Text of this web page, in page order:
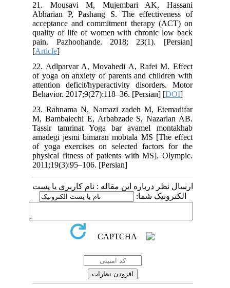
21. Mousavi M, Mujembari AK, Hassani
Abharian P, Pashang S. The effectiveness of
acceptance and commitment therapy (ACT) on
quality of life of women with chronic low back
pain. Pazhoohande. 2018; 23(1). [Persian]
[Article
22. Adlparvar A, Movahedi A, Rafei M. Effect
of yoga on anxiety of parents and children with
attention deficit/hyperactivity disorders. Motor
Behavior. 2017;9(27):118–36. [Persian] [DOI
23. Rahnama N, Namazi zadeh M, Etemadifar
M, Bambaiechi E, Arbabzade S, Nazarian AB.
Tassir tamrinat Yoga bar avamel montakhab
amadegi jesmi bimaran mobtala MS [The effect
of yoga exercises on selected factors for the
physical fitness of patients with MS]. Olympic.
2011;19(3):95–106. [Persian]
ارسال نظر درباره این مقاله : نام کاربری یا پست
الکترونیک شما: